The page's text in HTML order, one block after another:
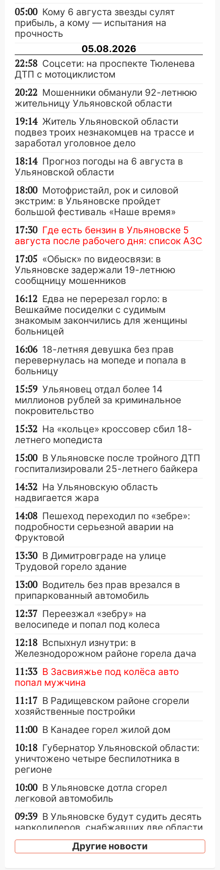
05:00 Кому 6 августа звезды сулят
прибыль, а кому — испытания на
прочность
05.08.2026
22:58 Соцсети: на проспекте Тюленева
ДТП с мотоциклистом
20:22 Мошенники обманули 92-летнюю
жительницу Ульяновской области
19:14 Житель Ульяновской области
подвез троих незнакомцев на трассе и
заработал уголовное дело
18:14 Прогноз погоды на 6 августа в
Ульяновской области
18:00 Мотофристайл, рок и силовой
экстрим: в Ульяновске пройдет
большой фестиваль «Наше время»
17:30 Где есть бензин в Ульяновске 5
августа после рабочего дня: список АЗС
17:05 «Обыск» по видеосвязи: в
Ульяновске задержали 19-летнюю
сообщницу мошенников
16:12 Едва не перерезал горло: в
Вешкайме посиделки с судимым
знакомым закончились для женщины
больницей
16:06 18-летняя девушка без прав
перевернулась на мопеде и попала в
больницу
15:59 Ульяновец отдал более 14
миллионов рублей за криминальное
покровительство
15:32 На «кольце» кроссовер сбил 18-
летнего мопедиста
15:00 В Ульяновске после тройного ДТП
госпитализировали 25-летнего байкера
14:32 На Ульяновскую область
надвигается жара
14:08 Пешеход переходил по «зебре»:
подробности серьезной аварии на
Фруктовой
13:30 В Димитровграде на улице
Трудовой горело здание
13:00 Водитель без прав врезался в
припаркованный автомобиль
12:37 Переезжал «зебру» на
велосипеде и попал под колеса
12:18 Вспыхнул изнутри: в
Железнодорожном районе горела дача
11:33 В Засвияжье под колёса авто
попал мужчина
11:17 В Радищевском районе сгорели
хозяйственные постройки
11:00 В Канадее горел жилой дом
10:18 Губернатор Ульяновской области:
уничтожено четыре беспилотника в
регионе
10:00 В Ульяновске дотла сгорел
легковой автомобиль
09:39 В Ульяновске будут судить десять
наркодилеров, снабжавших две области
09:25
Вынесли приговор дебоширам,
избившим мужчину в трамвае
Другие новости